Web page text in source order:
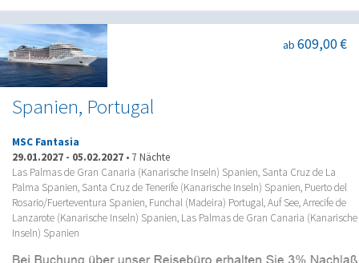
Spanien, Portugal
ab 609,00 €
MSC Fantasia
29.01.2027 - 05.02.2027 • 7 Nächte
Las Palmas de Gran Canaria (Kanarische Inseln) Spanien, Santa Cruz de La
Palma Spanien, Santa Cruz de Tenerife (Kanarische Inseln) Spanien, Puerto del
Rosario/Fuerteventura Spanien, Funchal (Madeira) Portugal, Auf See, Arrecife de
Lanzarote (Kanarische Inseln) Spanien, Las Palmas de Gran Canaria (Kanarische
Inseln) Spanien